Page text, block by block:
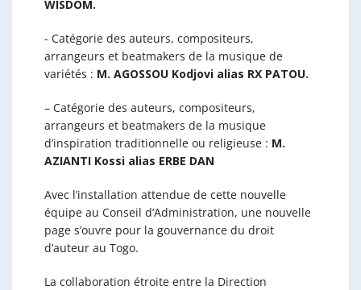
WISDOM.
​- Catégorie des auteurs, compositeurs,
arrangeurs et beatmakers de la musique de
variétés : M. AGOSSOU Kodjovi alias RX PATOU.
– ​Catégorie des auteurs, compositeurs,
arrangeurs et beatmakers de la musique
d’inspiration traditionnelle ou religieuse : M.
AZIANTI Kossi alias ERBE DAN
​Avec l’installation attendue de cette nouvelle
équipe au Conseil d’Administration, une nouvelle
page s’ouvre pour la gouvernance du droit
d’auteur au Togo.
La collaboration étroite entre la Direction